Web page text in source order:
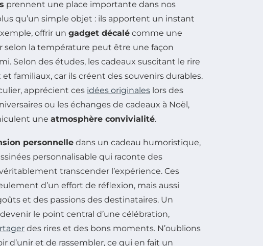
prennent une place importante dans nos
qu’un simple objet : ils apportent un instant
offrir un gadget décalé comme une
selon la température peut être une façon
Selon des études, les cadeaux suscitant le rire
familiaux, car ils créent des souvenirs durables.
apprécient ces idées originales lors des
ou les échanges de cadeaux à Noël,
une atmosphère convivialité.
personnelle dans un cadeau humoristique,
personnalisable qui raconte des
transcender l’expérience. Ces
d’un effort de réflexion, mais aussi
et des passions des destinataires. Un
le point central d’une célébration,
des rires et des bons moments. N’oublions
d’unir et de rassembler, ce qui en fait un